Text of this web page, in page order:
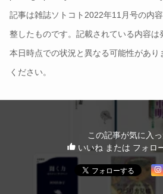
記事は雑誌ソトコト2022年11月号の内
整したものです。記載されている内容は
本日時点での状況と異なる可能性があり
ください。
この記事が気に入
いいね または フォロ